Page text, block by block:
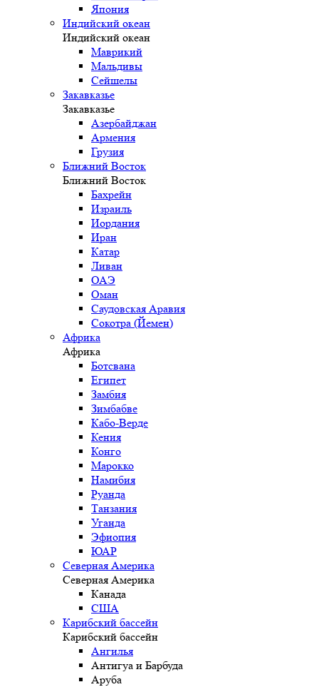
Япония
Индийский океан
Индийский океан
Маврикий
Мальдивы
Сейшелы
Закавказье
Закавказье
Азербайджан
Армения
Грузия
Ближний Восток
Ближний Восток
Бахрейн
Израиль
Иордания
Иран
Катар
Ливан
ОАЭ
Оман
Саудовская Аравия
Сокотра (Йемен)
Африка
Африка
Ботсвана
Египет
Замбия
Зимбабве
Кабо-Верде
Кения
Конго
Марокко
Намибия
Руанда
Танзания
Уганда
Эфиопия
ЮАР
Северная Америка
Северная Америка
Канада
США
Карибский бассейн
Карибский бассейн
Ангилья
Антигуа и Барбуда
Аруба